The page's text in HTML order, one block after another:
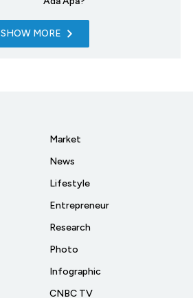
SHOW MORE
Market
News
Lifestyle
Entrepreneur
Research
Photo
Infographic
CNBC TV